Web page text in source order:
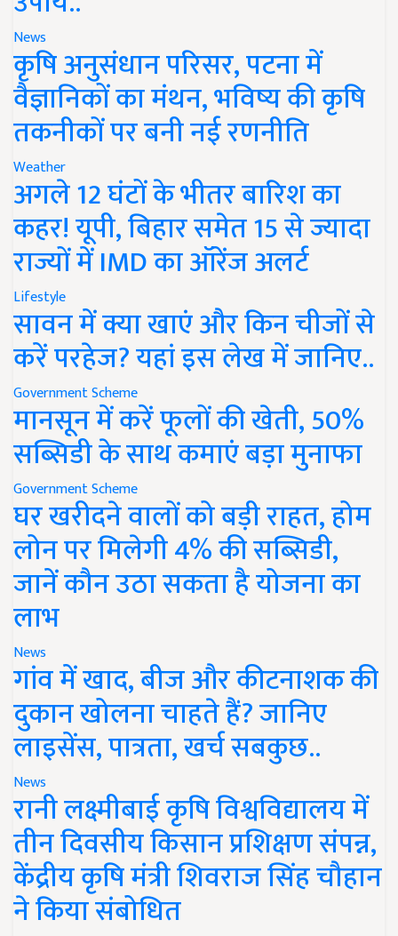
News
कृषि अनुसंधान परिसर, पटना में
वैज्ञानिकों का मंथन, भविष्य की कृषि
तकनीकों पर बनी नई रणनीति
Weather
अगले 12 घंटों के भीतर बारिश का
कहर! यूपी, बिहार समेत 15 से ज्यादा
राज्यों में IMD का ऑरेंज अलर्ट
Lifestyle
सावन में क्या खाएं और किन चीजों से
करें परहेज? यहां इस लेख में जानिए..
Government Scheme
मानसून में करें फूलों की खेती, 50%
सब्सिडी के साथ कमाएं बड़ा मुनाफा
Government Scheme
घर खरीदने वालों को बड़ी राहत, होम
लोन पर मिलेगी 4% की सब्सिडी,
जानें कौन उठा सकता है योजना का
लाभ
News
गांव में खाद, बीज और कीटनाशक की
दुकान खोलना चाहते हैं? जानिए
लाइसेंस, पात्रता, खर्च सबकुछ..
News
रानी लक्ष्मीबाई कृषि विश्वविद्यालय में
तीन दिवसीय किसान प्रशिक्षण संपन्न,
केंद्रीय कृषि मंत्री शिवराज सिंह चौहान
ने किया संबोधित